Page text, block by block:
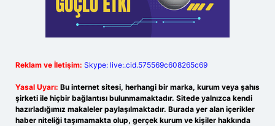
Reklam ve İletişim: Skype: live:.cid.575569c608265c69
Yasal Uyarı: Bu internet sitesi, herhangi bir marka, kurum veya şahıs
şirketi ile hiçbir bağlantısı bulunmamaktadır. Sitede yalnızca kendi
hazırladığımız makaleler paylaşılmaktadır. Burada yer alan içerikler
haber niteliği taşımamakta olup, gerçek kurum ve kişiler hakkında